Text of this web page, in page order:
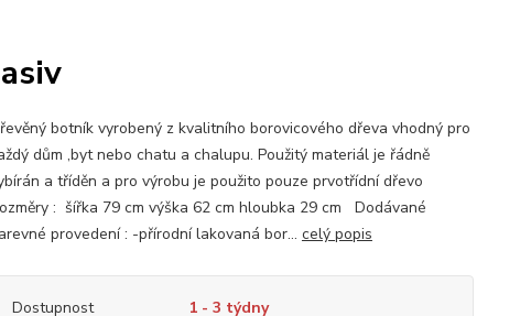
botník vyrobený z kvalitního borovicového dřeva vhodný pro
dům ,byt nebo chatu a chalupu. Použitý materiál je řádně
a tříděn a pro výrobu je použito pouze prvotřídní dřevo
: šířka 79 cm výška 62 cm hloubka 29 cm Dodávané
provedení : -přírodní lakovaná bor... celý popis
Dostupnost
1 - 3 týdny